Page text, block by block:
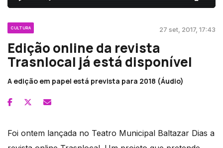
CULTURA 27 set, 2017, 17:43
Edição online da revista
Trasnlocal já está disponível
A edição em papel está prevista para 2018 (Áudio)
Foi ontem lançada no Teatro Municipal Baltazar Dias a